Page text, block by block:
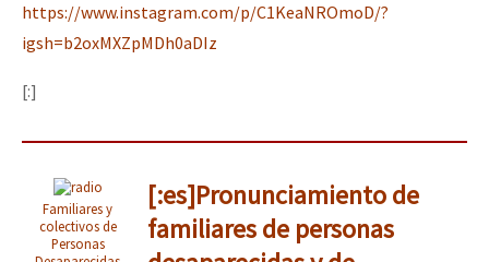
https://www.instagram.com/p/C1KeaNROmoD/?
igsh=b2oxMXZpMDh0aDIz
[:]
Familiares y
colectivos de
Personas
[:es]Pronunciamiento de
familiares de personas